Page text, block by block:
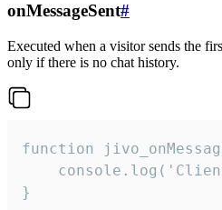
onMessageSent#
Executed when a visitor sends the
only if there is no chat history.
function
}